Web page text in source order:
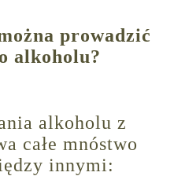
prowadzić
alkoholu?
alkoholu z
całe mnóstwo
innymi: